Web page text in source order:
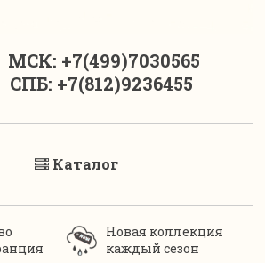
+7(812)9236455
Каталог
Новая коллекция
каждый сезон